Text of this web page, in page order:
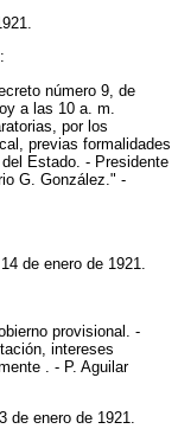
número 9, de
a las 10 a. m.
por los
previas formalidades
Estado. - Presidente
G. González." -
de enero de 1921.
provisional. -
intereses
. - P. Aguilar
de enero de 1921.